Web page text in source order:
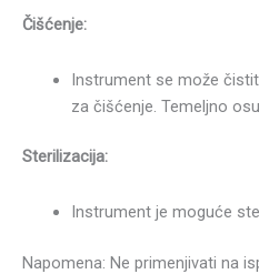
Čišćenje:
Instrument se može
za čišćenje. Temeljno
Sterilizacija:
Instrument je moguće
Napomena: Ne primenjivati na